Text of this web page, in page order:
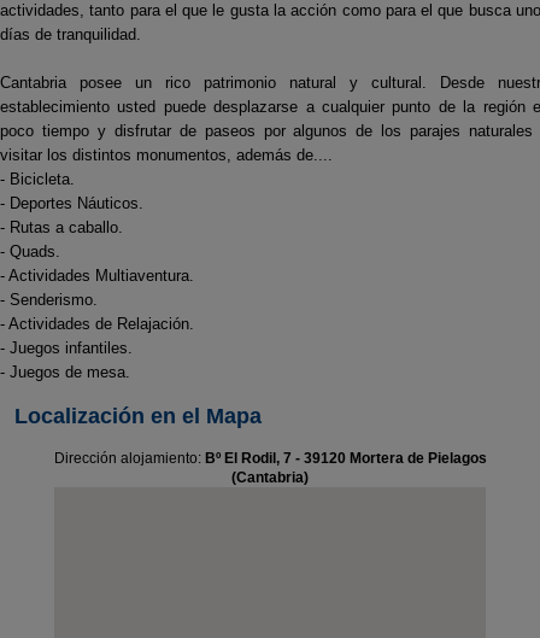
actividades, tanto para el que le gusta la acción como para el que busca
días de tranquilidad.
Cantabria posee un rico patrimonio natural y cultural. Desde
establecimiento usted puede desplazarse a cualquier punto de la región
poco tiempo y disfrutar de paseos por algunos de los parajes naturales
visitar los distintos monumentos, además de....
- Bicicleta.
- Deportes Náuticos.
- Rutas a caballo.
- Quads.
- Actividades Multiaventura.
- Senderismo.
- Actividades de Relajación.
- Juegos infantiles.
- Juegos de mesa.
Localización en el Mapa
Dirección alojamiento: Bº El Rodil, 7 - 39120 Mortera de Pielagos
(Cantabria)